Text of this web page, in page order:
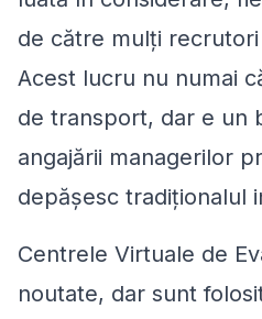
de către mulți
Acest lucru nu numai
de transport, dar e un
angajării managerilor
depășesc tradiționalul
Centrele Virtuale de
noutate, dar sunt